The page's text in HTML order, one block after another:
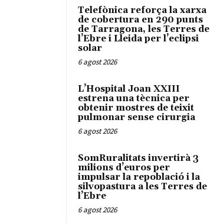
Telefònica reforça la xarxa
de cobertura en 290 punts
de Tarragona, les Terres de
l’Ebre i Lleida per l’eclipsi
solar
6 agost 2026
L’Hospital Joan XXIII
estrena una tècnica per
obtenir mostres de teixit
pulmonar sense cirurgia
6 agost 2026
SomRuralitats invertirà 3
milions d’euros per
impulsar la repoblació i la
silvopastura a les Terres de
l’Ebre
6 agost 2026